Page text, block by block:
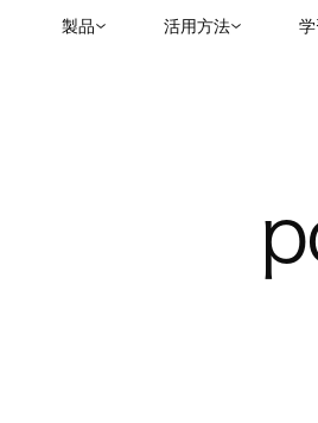
製品 活用方法